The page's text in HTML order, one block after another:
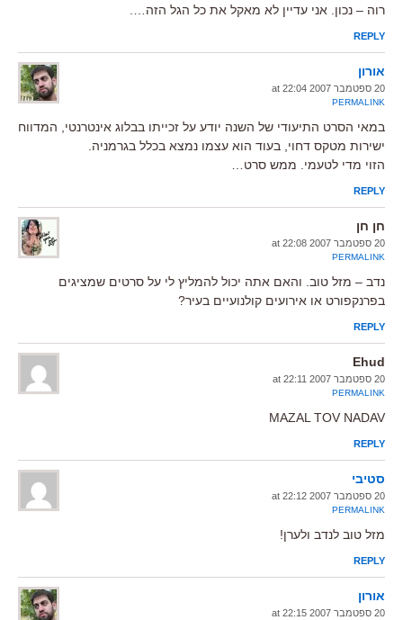
רוה – נכון. אני עדיין לא מאקל את כל הגל הזה….
REPLY
אורון
20 ספטמבר 2007 at 22:04
PERMALINK
במאי הסרט התיעודי של השנה יודע על זכייתו בבלוג אינטרנטי, המדווח
ישירות מטקס דחוי, בעוד הוא עצמו נמצא בכלל בגרמניה.
הזוי מדי לטעמי. ממש סרט…
REPLY
חן חן
20 ספטמבר 2007 at 22:08
PERMALINK
נדב – מזל טוב. והאם אתה יכול להמליץ לי על סרטים שמציגים
בפרנקפורט או אירועים קולנועיים בעיר?
REPLY
Ehud
20 ספטמבר 2007 at 22:11
PERMALINK
MAZAL TOV NADAV
REPLY
סטיבי
20 ספטמבר 2007 at 22:12
PERMALINK
מזל טוב לנדב ולערן!
REPLY
אורון
20 ספטמבר 2007 at 22:15